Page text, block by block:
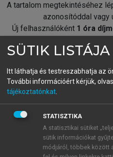
A tartalom megtekintéséhez
azonosítóddal vagy
Új felhasználóként 1 óra
fiókoddal,vagy
A regisztráció után a
BELÉPÉS SAJÁT
ÚJ FIÓK
SÜTIK LISTÁJA
Itt láthatja és testreszabhatja az
További információért kérjük,
tájékoztatónkat
STATISZTIKA
A statisztikai sütiket
sütik információkat
módjáról, többek között